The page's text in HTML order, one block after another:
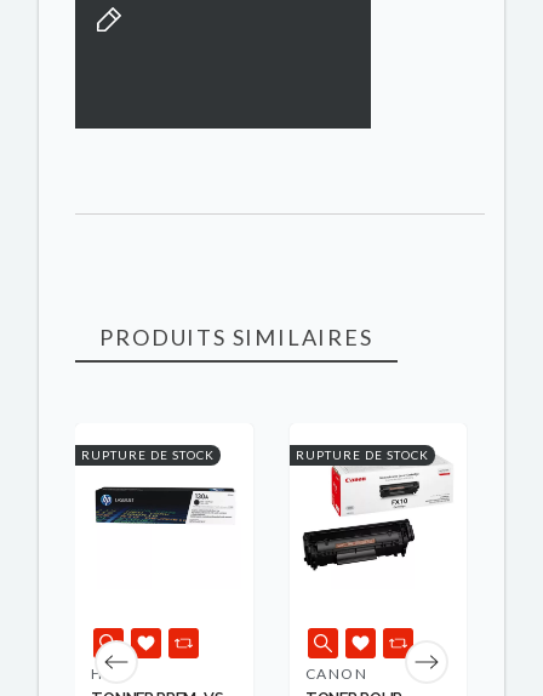
PRODUITS SIMILAIRES
RUPTURE DE STOCK
HP
RUPTURE DE STOCK
CANON